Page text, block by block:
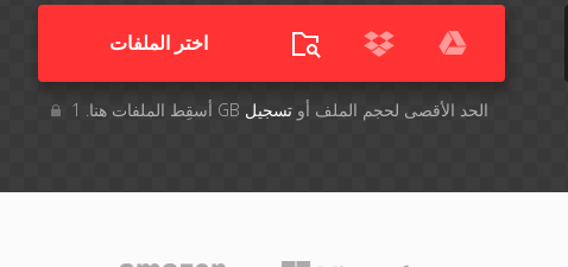
اختر الملفات
أسقِط الملفات هنا. 1 GB الحد الأقصى لحجم الملف أوتسجيل